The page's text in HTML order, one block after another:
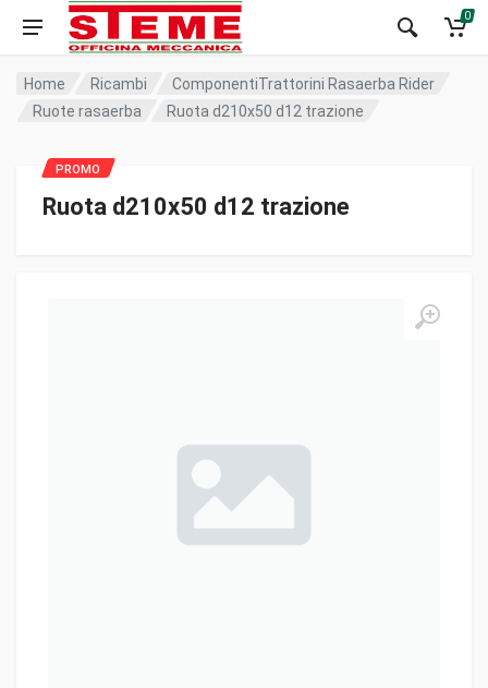
0
Home Ricambi
ComponentiTrattorini Rasaerba Rider
Ruote rasaerba
Ruota d210x50 d12 trazione
Ruota d210x50 d12 trazione